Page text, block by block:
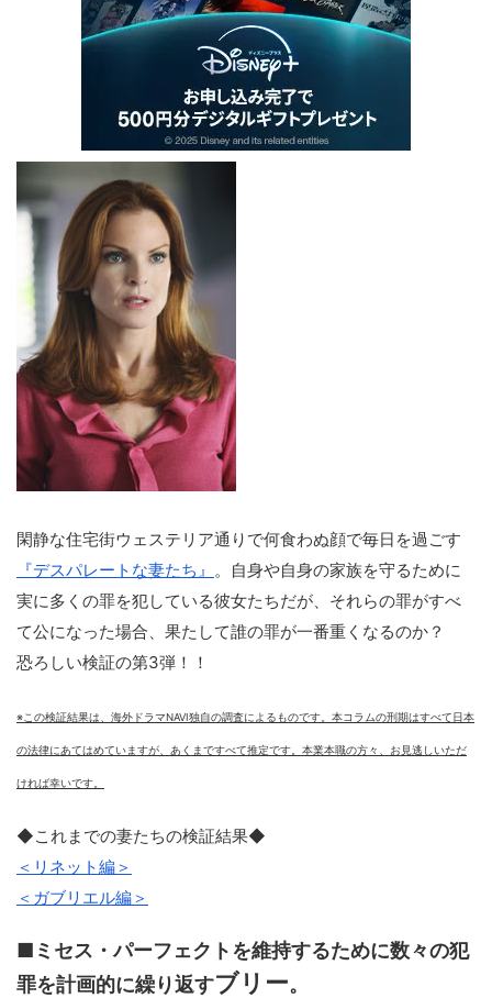
閑静な住宅街ウェステリア通りで何食わぬ顔で毎日を過ごす
『デスパレートな妻たち』 。自身や自身の家族を守るために
実に多くの罪を犯している彼女たちだが、それらの罪がすべ
て公になった場合、果たして誰の罪が一番重くなるのか？
恐ろしい検証の第3弾！！
※この検証結果は、海外ドラマNAVI独自の調査によるものです。本コラムの刑期はすべて日本
の法律にあてはめていますが、あくまですべて推定です。本業本職の方々、お見逃しいただ
ければ幸いです。
◆これまでの妻たちの検証結果◆
＜リネット編＞
＜ガブリエル編＞
■ミセス・パーフェクトを維持するために数々の犯
罪を計画的に繰り返すブリー。